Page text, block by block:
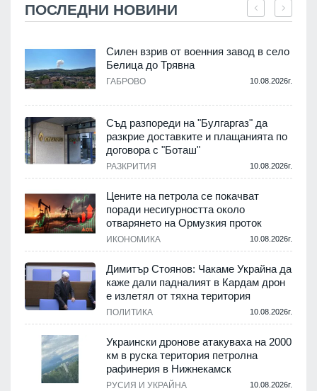
ПОСЛЕДНИ НОВИНИ
Силен взрив от военния завод в село
Белица до Трявна
ГАБРОВО 10.08.2026г.
Съд разпореди на "Булгаргаз" да
разкрие доставките и плащанията по
договора с "Боташ"
РАЗКРИТИЯ 10.08.2026г.
Цените на петрола се покачват
поради несигурността около
отварянето на Ормузкия проток
ИКОНОМИКА 10.08.2026г.
Димитър Стоянов: Чакаме Украйна да
каже дали падналият в Кардам дрон
е излетял от тяхна територия
ПОЛИТИКА 10.08.2026г.
Украински дронове атакуваха на 2000
км в руска територия петролна
рафинерия в Нижнекамск
РУСИЯ И УКРАЙНА 10.08.2026г.